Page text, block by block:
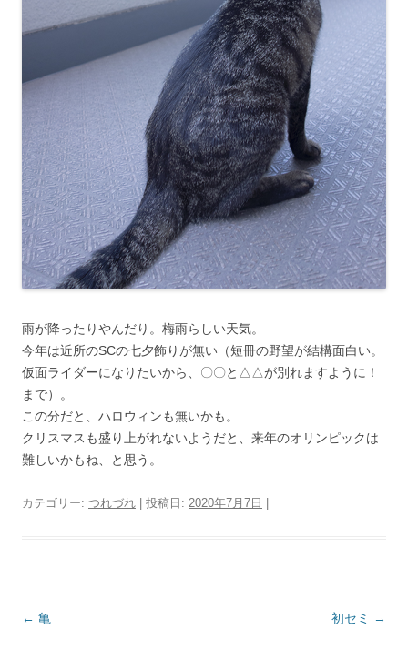
雨が降ったりやんだり。梅雨らしい天気。
今年は近所のSCの七夕飾りが無い（短冊の野望が結構面白い。
仮面ライダーになりたいから、〇〇と△△が別れますように！
まで）。
この分だと、ハロウィンも無いかも。
クリスマスも盛り上がれないようだと、来年のオリンピックは
難しいかもね、と思う。
カテゴリー: つれづれ | 投稿日: 2020年7月7日
投
← 亀 初セミ →